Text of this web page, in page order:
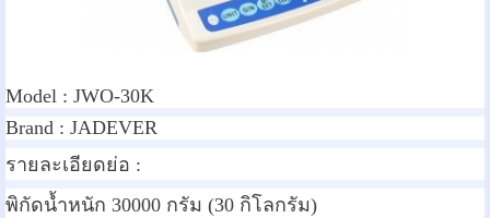
Model : JWO-30K
Brand : JADEVER
รายละเอียดย่อ :
พิกัดน้ำหนัก 30000 กรัม (30 กิโลกรัม)